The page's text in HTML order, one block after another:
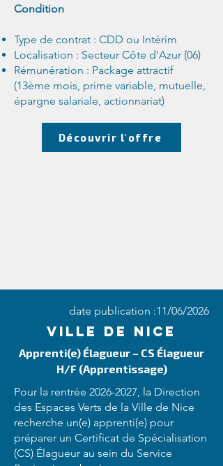
Condition
Type de contrat : CDD ou Intérim
Localisation : Secteur Côte d'Azur (06)
Rémunération : Package attractif
(13ème mois, prime variable, mutuelle,
épargne salariale, actionnariat)
Découvrir l'offre
date publication :11/06/2026
Ville de Nice
Apprenti(e) Élagueur – CS Élagueur
H/F (Apprentissage)
Pour la rentrée 2026-2027, la Direction
des Espaces Verts de la Ville de Nice
recherche un(e) apprenti(e) pour
préparer un Certificat de Spécialisation
(CS) Élagueur au sein du Service